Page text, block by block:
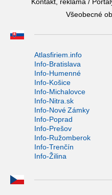
Všeobecné
Atlasfiriem.info
Info-Bratislava
Info-Humenné
Info-Košice
Info-Michalovce
Info-Nitra.sk
Info-Nové Zámky
Info-Poprad
Info-Prešov
Info-Ružomberok
Info-Trenčín
Info-Žilina